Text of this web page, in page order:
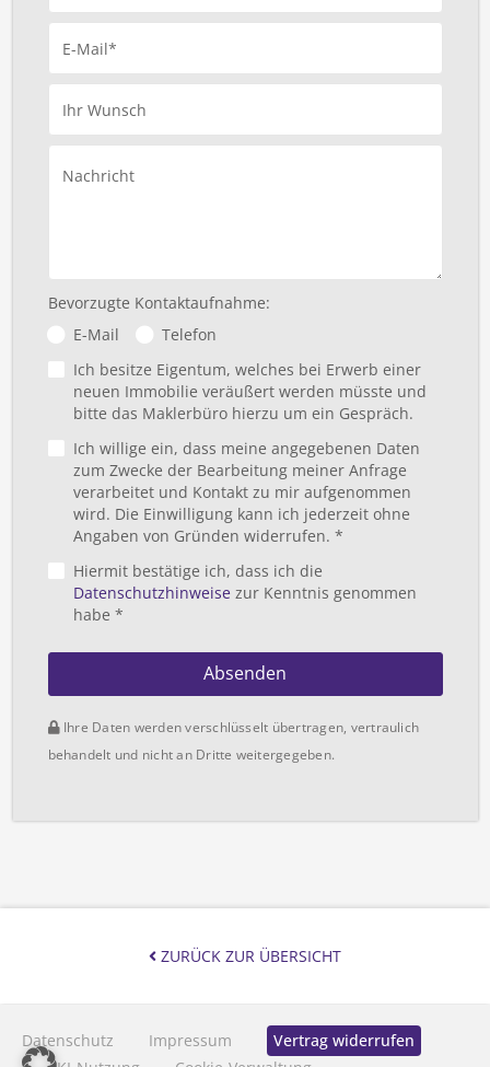
Datenschutz Impressum
Vertrag widerrufen
E-Mail*
Ihr Wunsch
Nachricht
Bevorzugte Kontaktaufnahme:
E-Mail
Telefon
Ich besitze Eigentum, welches bei Erwerb einer
neuen Immobilie veräußert werden müsste und
bitte das Maklerbüro hierzu um ein Gespräch.
Ich willige ein, dass meine angegebenen Daten
zum Zwecke der Bearbeitung meiner Anfrage
verarbeitet und Kontakt zu mir aufgenommen
wird. Die Einwilligung kann ich jederzeit ohne
Angaben von Gründen widerrufen. *
Hiermit bestätige ich, dass ich die
Datenschutzhinweisezur Kenntnis genommen
habe *
Absenden
Ihre Daten werden verschlüsselt übertragen, vertraulich
behandelt und nicht an Dritte weitergegeben.
ZURÜCK ZUR ÜBERSICHT